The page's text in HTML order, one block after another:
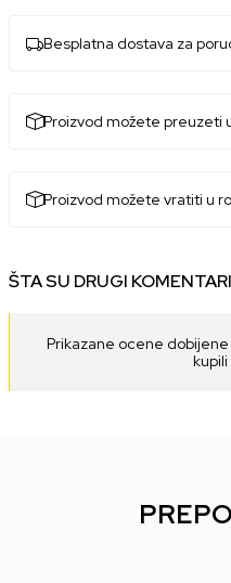
Besplatna dostava za
Proizvod možete preuzeti
Proizvod možete vratiti u
ŠTA SU DRUGI
Prikazane ocene dobijene